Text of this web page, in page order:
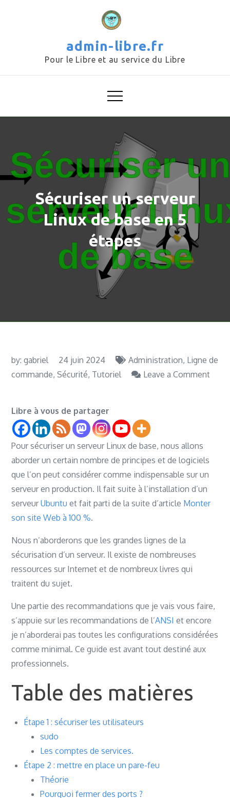
admin-libre.fr
Pour le Libre et au service du Libre
Sécuriser un serveur
Linux de base en 5
étapes
by:gabriel 24 juin 2024 Administration Ligne de
commande Sécurité Tutoriel
Leave a Comment
un
serveur
Linux
de
base
en
5
étapes
Libre à vous de partager
Pour sécuriser un serveur Linux de base, nous allons
aborder un certain nombre de principes et de logiciels
que l’on peut considérer comme indispensable sur un
serveur en production. Il fait suite à l’installation d’un
serveurUbuntu et fait parti de la suite d’article Monter
son site Web à 100 %.
Nous n’aborderons que les grandes lignes de la
sécurisation d’un serveur. Il existe de nombreuses
ressources sur Internet et de nombreux livres qui
traitent du sujet.
Une partie des recommandations que je vais vous faire,
s’appuie sur les recommandations de l’ANSI et encore
je n’aborderai pas toutes les configurations considérées
comme minimal. Ce guide est avant tout destiné aux
professionnels.
Table des matières
Étape 1 : sécuriser les utilisateurs
sudo
Les comptes de services.
Étape 2 : mettre en place un pare-feu
Théorie
Pourquoi fermer des ports ?